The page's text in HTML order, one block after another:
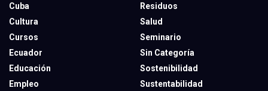
Cuba
Cultura
Cursos
Ecuador
Educación
Empleo
Residuos
Salud
Seminario
Sin Categoría
Sostenibilidad
Sustentabilidad